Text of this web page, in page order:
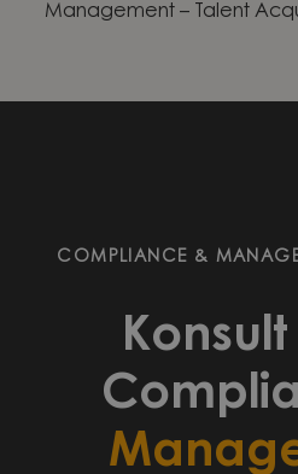
Management – Talent
COMPLIANCE &